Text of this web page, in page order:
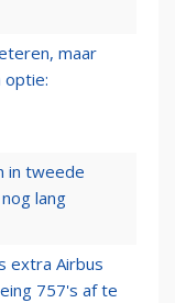
maar
optie:
in tweede
lang
extra Airbus
757's af te